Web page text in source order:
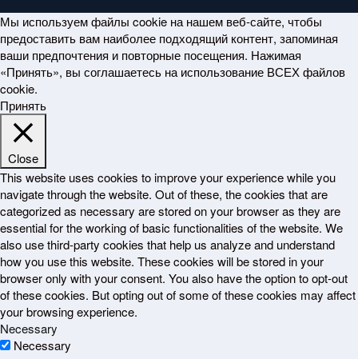
Мы используем файлы cookie на нашем веб-сайте, чтобы
предоставить вам наиболее подходящий контент, запоминая
ваши предпочтения и повторные посещения. Нажимая
«Принять», вы соглашаетесь на использование ВСЕХ файлов
cookie.
Принять
Close
This website uses cookies to improve your experience while you
navigate through the website. Out of these, the cookies that are
categorized as necessary are stored on your browser as they are
essential for the working of basic functionalities of the website. We
also use third-party cookies that help us analyze and understand
how you use this website. These cookies will be stored in your
browser only with your consent. You also have the option to opt-out
of these cookies. But opting out of some of these cookies may affect
your browsing experience.
Necessary
Necessary